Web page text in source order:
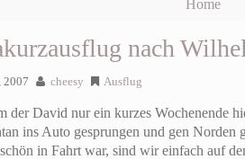
Home
nach
2007 cheesy Ausflug
der David nur ein kurzes Wochenende
ins Auto gesprungen und gen Norden
in Fahrt war, sind wir einfach auf